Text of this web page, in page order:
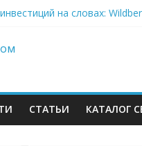
на словах:
селлеры ищут замену
Wildberries уже имеют
СТАТЬИ КАТАЛОГ